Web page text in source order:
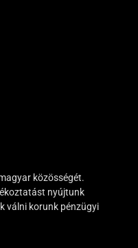
közösségét.
nyújtunk
válni korunk pénzügyi